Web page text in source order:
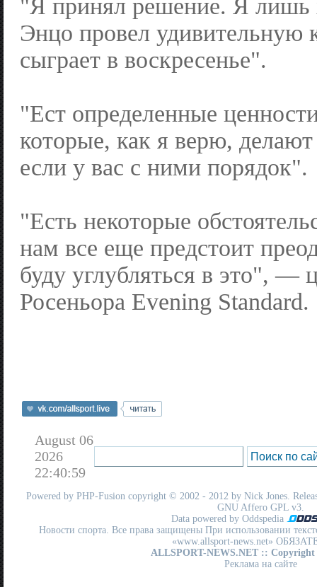
"Я принял решение. Я лишь
Энцо провел удивительную
сыграет в воскресенье".
"Ест определенные
которые, как я верю,
если у вас с ними порядок".
"Есть некоторые
нам все еще предстоит
буду углубляться в это", —
Росеньора Evening Standard.
August 06
2026
22:40:59
Powered by PHP-Fusion copyright © 2002 - 2012 by Nick Jones.
GNU Affero GPL v3.
Data powered by Oddspedia
Новости спорта. Все права защищены При использовании
«www.allsport-news.net»
ALLSPORT-NEWS.NET :: Copyright
Реклама на сайте